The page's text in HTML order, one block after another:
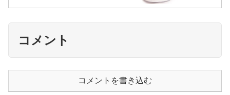
コメント
コメントを書き込む